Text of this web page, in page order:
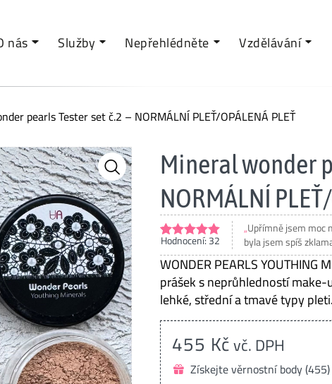
nás Služby Nepřehlédněte Vzdělávání
pearls Tester set č.2 – NORMÁLNÍ PLEŤ/OPÁLENÁ PLEŤ
Mineral wonder
NORMÁLNÍ
Hodnoceno
4.94z 5 na
základě
32
hodnocení
zákazníků
Hodnocení:32
Jsem moc ráda za
jsem č.2, ale
WONDER PEARLS
prášek s neprůhledností
lehké, střední a tmavé typy pleti.
455 Kčvč. DPH
Získejte věrnostní body (455)